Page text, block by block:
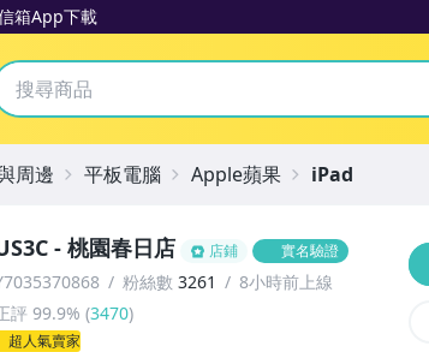
箱App下載
拍賣
- 桃園春日店 店鋪 實名驗證
粉絲數 3261
8小時前上線
評 99.9% (3470)
超人氣賣家
周邊 平板電腦 Apple蘋果 iPad